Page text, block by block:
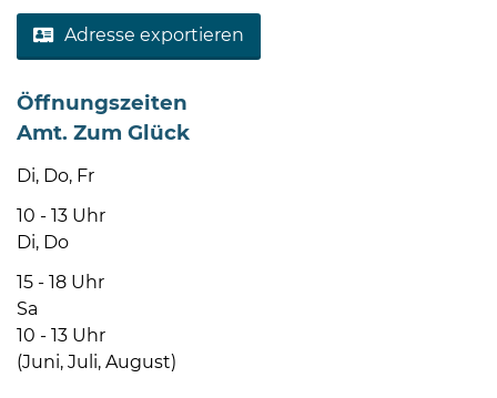
Uhr
Do
08
Adresse exportieren
Öffnungszeiten
Amt. Zum Glück
Di, Do, Fr
10 - 13 Uhr
Di, Do
15 - 18 Uhr
Sa
10 - 13 Uhr
(Juni, Juli, August)